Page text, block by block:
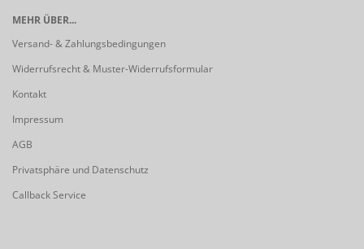
MEHR ÜBER...
Versand- & Zahlungsbedingungen
Widerrufsrecht & Muster-Widerrufsformular
Kontakt
Impressum
AGB
Privatsphäre und Datenschutz
Callback Service